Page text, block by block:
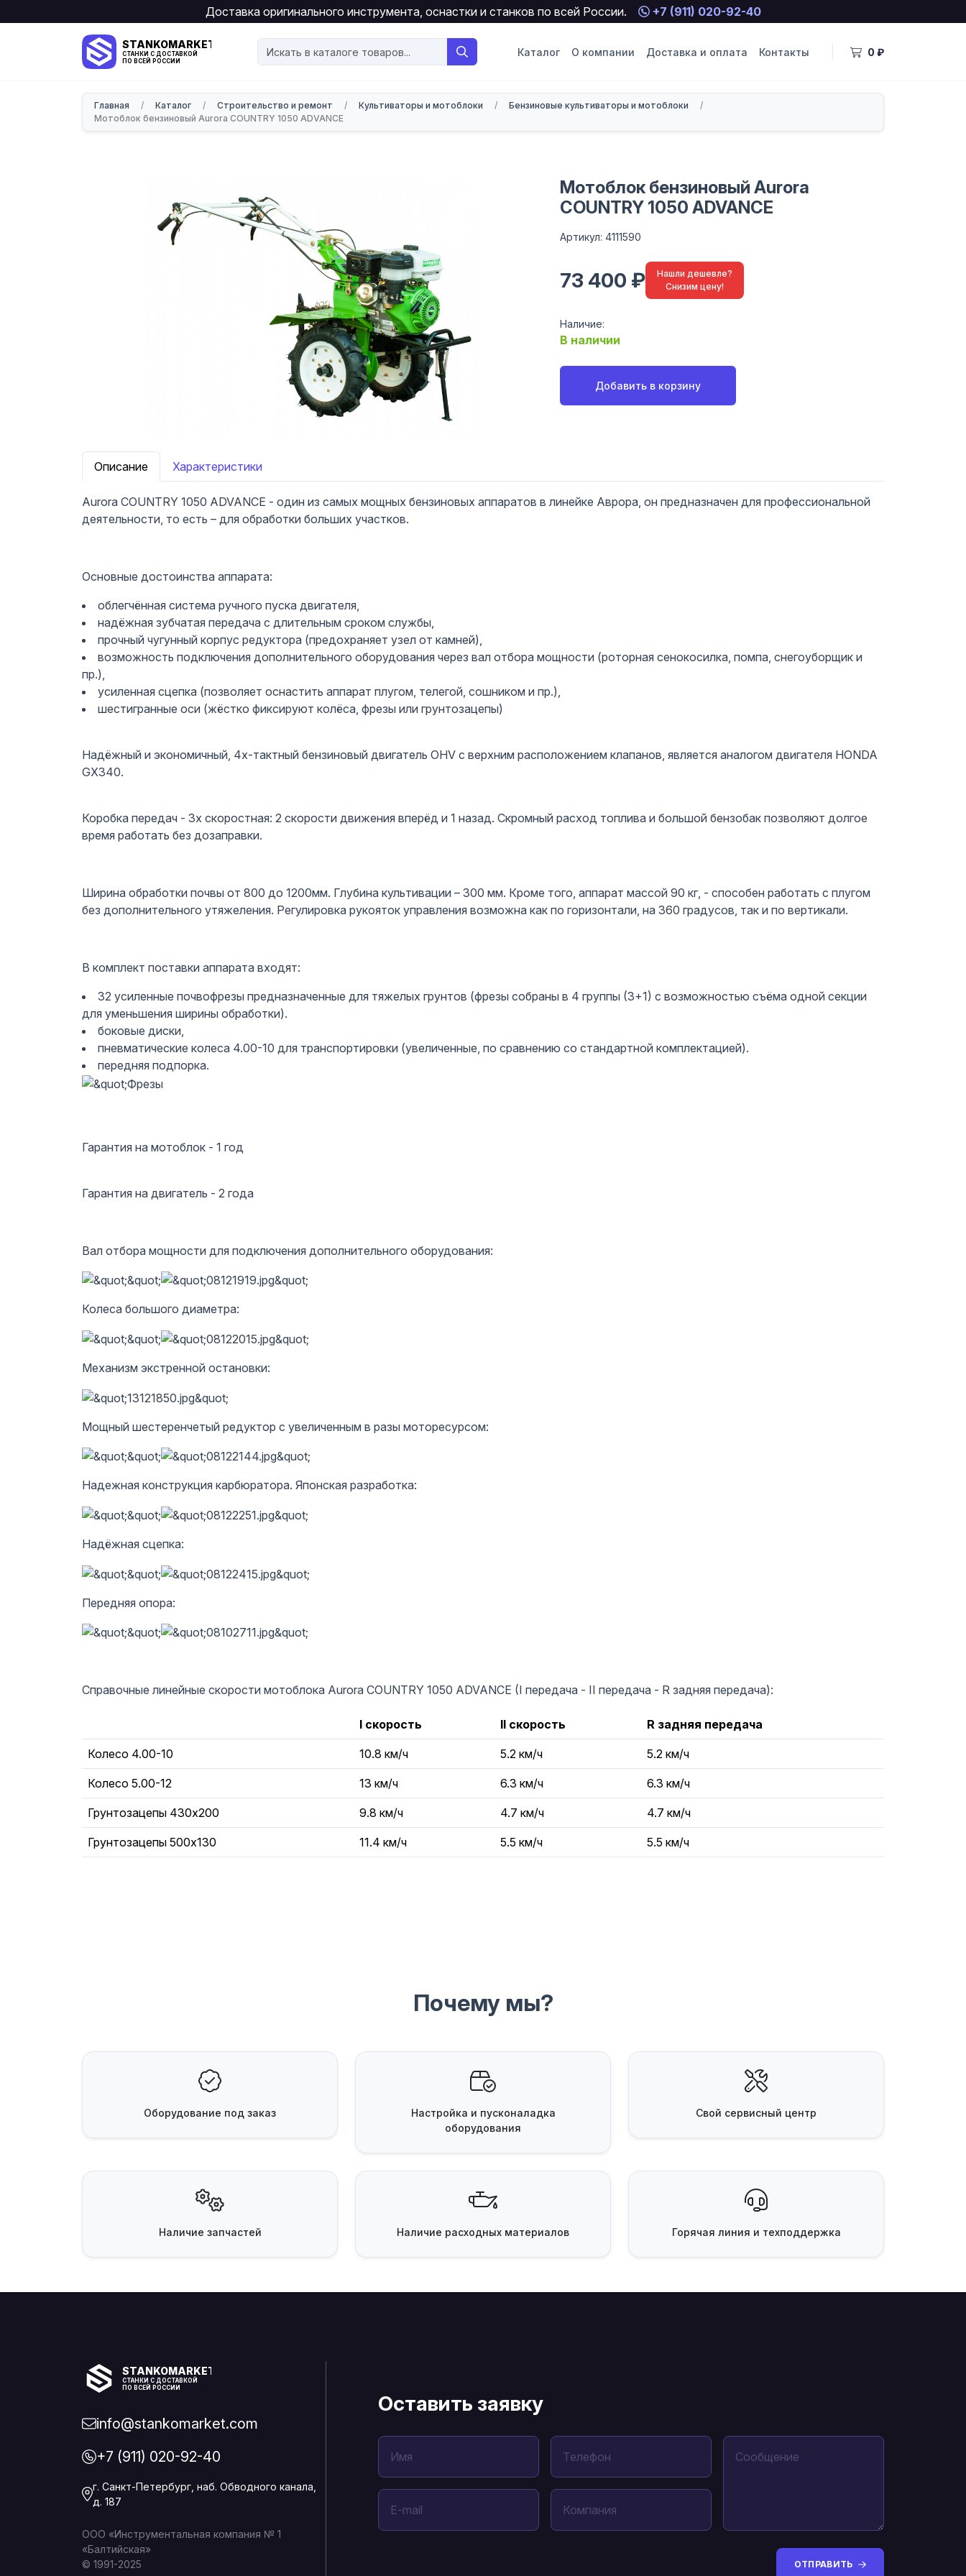
Доставка оригинального инструмента, оснастки и станков по всей России. +7 (911) 020-92-40
STANKOMARKET
СТАНКИ С ДОСТАВКОЙ
ПО ВСЕЙ РОССИИ
Каталог О компании Доставка и оплата Контакты 0 ₽
Главная / Каталог / Строительство и ремонт / Культиваторы и мотоблоки / Бензиновые культиваторы и мотоблоки
/
Мотоблок бензиновый Aurora COUNTRY 1050 ADVANCE
Мотоблок бензиновый Aurora
COUNTRY 1050 ADVANCE
Артикул: 4111590
73 400 ₽
Нашли дешевле?
Снизим цену!
Наличие:
В наличии
Добавить в корзину
Описание Характеристики
Aurora COUNTRY 1050 ADVANCE - один из самых мощных бензиновых аппаратов в линейке Аврора, он предназначен для профессиональной
деятельности, то есть – для обработки больших участков.
Основные достоинства аппарата:
облегчённая система ручного пуска двигателя,
надёжная зубчатая передача с длительным сроком службы,
прочный чугунный корпус редуктора (предохраняет узел от камней),
возможность подключения дополнительного оборудования через вал отбора мощности (роторная сенокосилка, помпа, снегоуборщик и
пр.),
усиленная сцепка (позволяет оснастить аппарат плугом, телегой, сошником и пр.),
шестигранные оси (жёстко фиксируют колёса, фрезы или грунтозацепы)
Надёжный и экономичный, 4х-тактный бензиновый двигатель OHV с верхним расположением клапанов, является аналогом двигателя HONDA
GX340.
Коробка передач - 3х скоростная: 2 скорости движения вперёд и 1 назад. Скромный расход топлива и большой бензобак позволяют долгое
время работать без дозаправки.
Ширина обработки почвы от 800 до 1200мм. Глубина культивации – 300 мм. Кроме того, аппарат массой 90 кг, - способен работать с плугом
без дополнительного утяжеления. Регулировка рукояток управления возможна как по горизонтали, на 360 градусов, так и по вертикали.
В комплект поставки аппарата входят:
32 усиленные почвофрезы предназначенные для тяжелых грунтов (фрезы собраны в 4 группы (3+1) с возможностью съёма одной секции
для уменьшения ширины обработки).
боковые диски,
пневматические колеса 4.00-10 для транспортировки (увеличенные, по сравнению со стандартной комплектацией).
передняя подпорка.
Гарантия на мотоблок - 1 год
Гарантия на двигатель - 2 года
Вал отбора мощности для подключения дополнительного оборудования:
Колеса большого диаметра:
Механизм экстренной остановки:
Мощный шестеренчетый редуктор с увеличенным в разы моторесурсом:
Надежная конструкция карбюратора. Японская разработка:
Надёжная сцепка:
Передняя опора:
Справочные линейные скорости мотоблока Aurora COUNTRY 1050 ADVANCE (I передача - II передача - R задняя передача):
I скорость II скорость R задняя передача
Колесо 4.00-10 10.8 км/ч 5.2 км/ч 5.2 км/ч
Колесо 5.00-12 13 км/ч 6.3 км/ч 6.3 км/ч
Грунтозацепы 430х200 9.8 км/ч 4.7 км/ч 4.7 км/ч
Грунтозацепы 500х130 11.4 км/ч 5.5 км/ч 5.5 км/ч
Почему мы?
Оборудование под заказ
Настройка и пусконаладка
оборудования
Свой сервисный центр
Наличие запчастей Наличие расходных материалов Горячая линия и техподдержка
STANKOMARKET
СТАНКИ С ДОСТАВКОЙ
ПО ВСЕЙ РОССИИ
info@stankomarket.com
+7 (911) 020-92-40
г. Санкт-Петербург, наб. Обводного канала,
д. 187
ООО «Инструментальная компания № 1
«Балтийская»
© 1991-2025
Оставить заявку
ОТПРАВИТЬ